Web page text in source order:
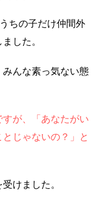
ちの子だけ仲間外
した。
んな素っ気ない態
が、「あなたがい
じゃないの？」と
けました。